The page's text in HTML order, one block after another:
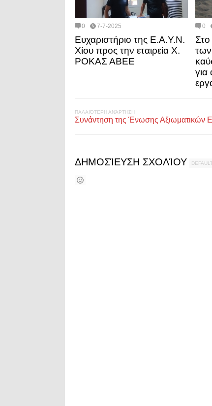
0 7-7-2025
Ευχαριστήριο της Ε.Α.Υ.Ν.
Χίου προς την εταιρεία Χ.
ΡΟΚΑΣ ΑΒΕΕ
0
Στο
για
ΠΑΛΑΙΌΤΕΡΗ ΑΝΆΡΤΗΣΗ
Συνάντηση της Ένωσης Αξιωματικών
ΔΗΜΟΣΊΕΥΣΗ ΣΧΟΛΊΟΥ